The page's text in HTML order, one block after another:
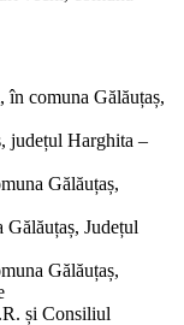
comuna Gălăuțaș,
județul Harghita –
Gălăuțaș,
Județul
Gălăuțaș,
și Consiliul